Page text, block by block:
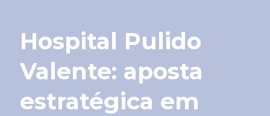
Hospital Pulido
Valente: aposta
estratégica em